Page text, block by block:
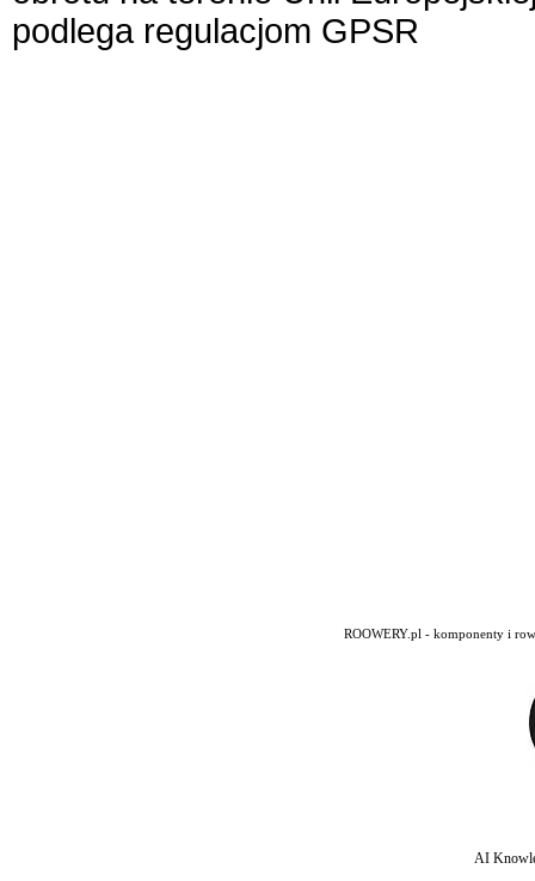
podlega regulacjom GPSR
ROOWERY.pl - komponenty i
AI